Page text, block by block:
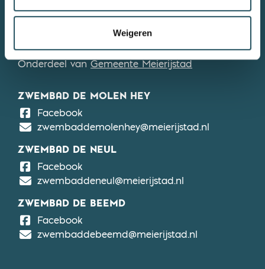
Weigeren
Algemene voorwaarden
Meldpunt en gedragscode
Onderdeel vanGemeente Meierijstad
ZWEMBAD DE MOLEN HEY
FacebookDe Molen Hey
zwembaddemolenhey@meierijstad.nl
ZWEMBAD DE NEUL
FacebookDe Neul
zwembaddeneul@meierijstad.nl
ZWEMBAD DE BEEMD
FacebookDe Beemd
zwembaddebeemd@meierijstad.nl